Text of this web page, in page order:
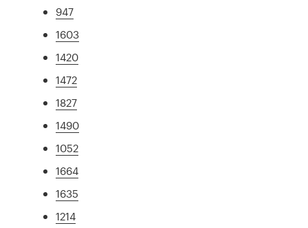
947
1603
1420
1472
1827
1490
1052
1664
1635
1214